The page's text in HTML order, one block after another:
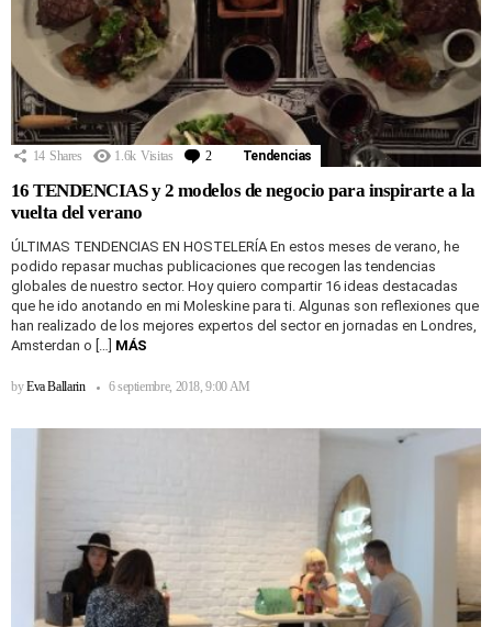
14 Shares 1.6k Visitas 2 Comentarios
Tendencias
16 TENDENCIAS y 2 modelos de negocio para inspirarte a la
vuelta del verano
ÚLTIMAS TENDENCIAS EN HOSTELERÍA En estos meses de verano, he
podido repasar muchas publicaciones que recogen las tendencias
globales de nuestro sector. Hoy quiero compartir 16 ideas destacadas
que he ido anotando en mi Moleskine para ti. Algunas son reflexiones que
han realizado de los mejores expertos del sector en jornadas en Londres,
Amsterdan o […] MÁS
byEva Ballarin 6 septiembre, 2018, 9:00 AM